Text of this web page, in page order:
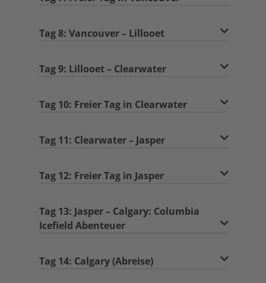
Tag 8: Vancouver – Lillooet
Tag 9: Lillooet – Clearwater
Tag 10: Freier Tag in Clearwater
Tag 11: Clearwater – Jasper
Tag 12: Freier Tag in Jasper
Tag 13: Jasper – Calgary: Columbia
Icefield Abenteuer
Tag 14: Calgary (Abreise)